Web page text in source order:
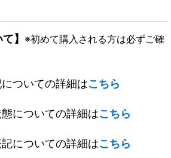
】 ※初めて購入される方は必ずご確
ついての詳細はこちら
についての詳細はこちら
についての詳細はこちら